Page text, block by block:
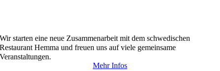
Wir starteneine neue Zusammenarbeit mit dem schwedischen
Restaurant Hemma und freuen uns auf viele gemeinsame
Veranstaltungen.
Mehr Infos